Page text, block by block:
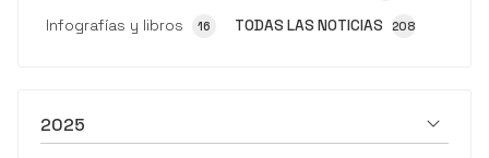
TODAS LAS NOTICIAS 208
Infografías y libros 16
2025